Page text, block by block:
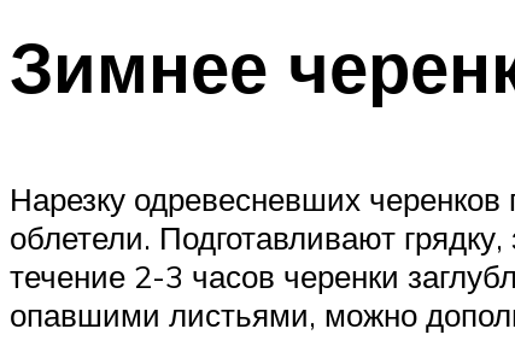
Зимнее
Нарезку одревесневших
облетели. Подготавливают
течение 2-3 часов черенки
опавшими листьями, можно